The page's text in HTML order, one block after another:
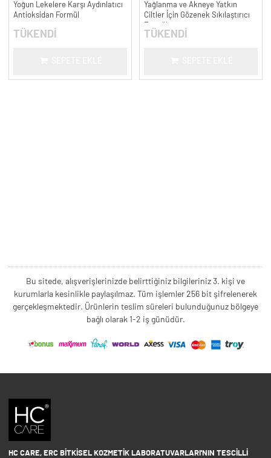
ml.
Yoğun Lekelere Karşı Aydınlatıcı
Antioksidan Formül
TÜKENDİ
30 ml.
Yağlanma ve Akneye Yatkın
Ciltler İçin Gözenek Sıkılaştırıcı
TÜKENDİ
Bu sitede, alışverişlerinizde belirttiğiniz bilgileriniz 3. kişi ve
kurumlarla kesinlikle paylaşılmaz. Tüm işlemler 256 bit şifrelenerek
gerçekleşmektedir. Ürünlerin teslim süreleri bulunduğunuz bölgeye
bağlı olarak 1-2 iş günüdür.
HC CARE, ERC BITKISEL KOZMETIK LABORATUVARLARI'NIN TESCILLI